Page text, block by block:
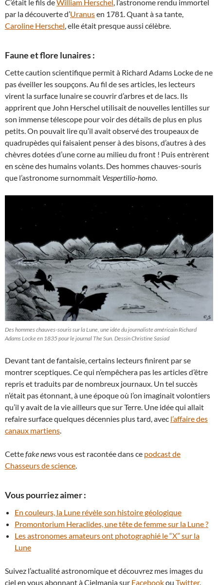
C’était le fils deWilliam Herschel, l’astronome rendu immortel
par la découverte d’Uranusen 1781. Quant à sa tante,
Caroline Herschel, elle était presque aussi célèbre.
Faune et flore lunaires :
Cette caution scientifique permit à Richard Adams Locke de ne
pas éveiller les soupçons. Au fil de ses articles, les lecteurs
virent la surface lunaire se couvrir d’arbres et de lacs. Ils
apprirent que John Herschel utilisait de nouvelles lentilles sur
son immense télescope pour voir des détails de plus en plus
petits. On pouvait lire qu’il avait observé des troupeaux de
quadrupèdes qui faisaient penser à des bisons, d’autres à des
chèvres dotées d’une corne au milieu du front ! Puis entrèrent
en scène des humains volants. Des hommes chauves-souris
que l’astronome surnommait Vespertilio-homo.
Des hommes chauves-souris sur la Lune, une idée du journaliste américain Richard
Adams Locke en 1835 pour le journal The Sun. Dessin Christine Sasiad
Devant tant de fantaisie, certains lecteurs finirent par se
montrer sceptiques. Ce qui n’empêchera pas les articles d’être
repris et traduits par de nombreux journaux. Un tel succès
n’était pas étonnant, à une époque où l’on imaginait volontiers
qu’il y avait de la vie ailleurs que sur Terre. Une idée qui allait
refaire surface quelques décennies plus tard, avec l’affaire des
canaux martiens
Cettefake newsvous est racontée dans ce podcast de
Chasseurs de science
Vous pourriez aimer :
En couleurs, la Lune révèle son histoire géologique
Promontorium Heraclides, une tête de femme sur la Lune ?
Les astronomes amateurs ont photographié le “X” sur la
Lune
Suivez l’actualité astronomique et découvrez mes images du
ciel en vous abonnant à Cielmania sur Facebookou Twitter.